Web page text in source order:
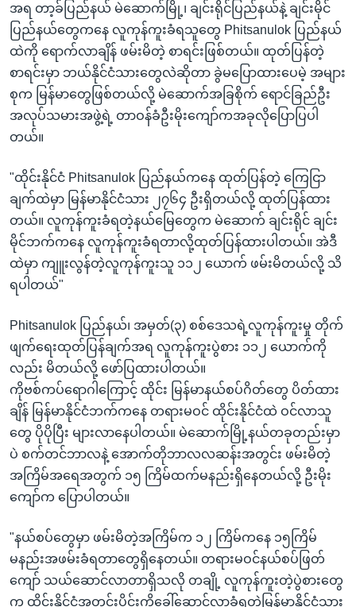
အရ တာ့ခ်ပြည်နယ် မဲဆောက်မြို့၊ ချင်းရိုင်ပြည်နယ်နဲ့ ချင်းမိုင်
ပြည်နယ်တွေကနေ လူကုန်ကူးခံရသူတွေ Phitsanulok ပြည်နယ်
ထဲကို ရောက်လာချိန် ဖမ်းမိတဲ့ စာရင်းဖြစ်တယ်။ ထုတ်ပြန်တဲ့
စာရင်းမှာ ဘယ်နိုင်ငံသားတွေလဲဆိုတာ ခွဲမပြောထားပေမဲ့ အများ
စုက မြန်မာတွေဖြစ်တယ်လို့ မဲဆောက်အခြစိုက် ရောင်ခြည်ဦး
အလုပ်သမားအဖွဲ့ရဲ့ တာဝန်ခံဦးမိုးကျော်ကအခုလိုပြောပြပါ
တယ်။
"ထိုင်းနိုင်ငံ Phitsanulok ပြည်နယ်ကနေ ထုတ်ပြန်တဲ့ ကြေငြာ
ချက်ထဲမှာ မြန်မာနိုင်ငံသား ၂၇၆၄ ဦးရှိတယ်လို့ ထုတ်ပြန်ထား
တယ်။ လူကုန်ကူးခံရတဲ့နယ်မြေတွေက မဲဆောက် ချင်းရိုင် ချင်း
မိုင်ဘက်ကနေ လူကုန်ကူးခံရတာလို့ထုတ်ပြန်ထားပါတယ်။ အဲဒီ
ထဲမှာ ကျူးလွန်တဲ့လူကုန်ကူးသူ ၁၁၂ ယောက် ဖမ်းမိတယ်လို့ သိ
ရပါတယ်"
Phitsanulok ပြည်နယ်၊ အမှတ်(၃) စစ်ဒေသရဲ့လူကုန်ကူးမှု တိုက်
ဖျက်ရေးထုတ်ပြန်ချက်အရ လူကုန်ကူးပွဲစား ၁၁၂ ယောက်ကို
လည်း မိတယ်လို့ ဖော်ပြထားပါတယ်။
ကိုဗစ်ကပ်ရောဂါကြောင့် ထိုင်း မြန်မာနယ်စပ်ဂိတ်တွေ ပိတ်ထား
ချိန် မြန်မာနိုင်ငံဘက်ကနေ တရားမဝင် ထိုင်းနိုင်ငံထဲ ဝင်လာသူ
တွေ ပိုပိုပြီး များလာနေပါတယ်။ မဲဆောက်မြို့နယ်တခုတည်းမှာ
ပဲ စက်တင်ဘာလနဲ့ အောက်တိုဘာလလဆန်းအတွင်း ဖမ်းမိတဲ့
အကြိမ်အရေအတွက် ၁၅ ကြိမ်ထက်မနည်းရှိနေတယ်လို့ ဦးမိုး
ကျော်က ပြောပါတယ်။
"နယ်စပ်တွေမှာ ဖမ်းမိတဲ့အကြိမ်က ၁၂ ကြိမ်ကနေ ၁၅ကြိမ်
မနည်းအဖမ်းခံရတာတွေရှိနေတယ်။ တရားမဝင်နယ်စပ်ဖြတ်
ကျော် သယ်ဆောင်လာတာရှိသလို တချို့ လူကုန်ကူးတဲ့ပွဲစားတွေ
က ထိုင်းနိုင်ငံအတွင်းပိုင်းကိုခေါ်ဆောင်လာခံရတဲ့မြန်မာနိုင်ငံသား